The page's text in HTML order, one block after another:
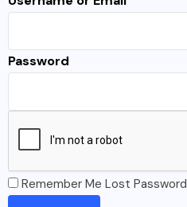
Password
Remember Me Lost Password